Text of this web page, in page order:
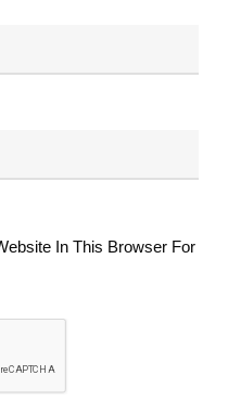
In This Browser For